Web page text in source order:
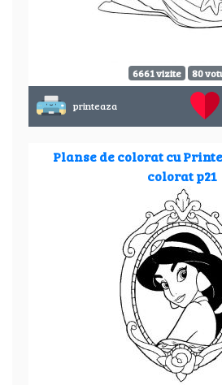
6661 vizite 80
printeaza
Planse de colorat cu
colorat p21